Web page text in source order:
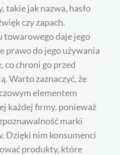
takie jak nazwa, hasło
czy zapach.
towarowego daje jego
prawo do jego używania
co chroni go przed
Warto zaznaczyć, że
elementem
każdej firmy, ponieważ
marki
Dzięki nim konsumenci
produkty, które